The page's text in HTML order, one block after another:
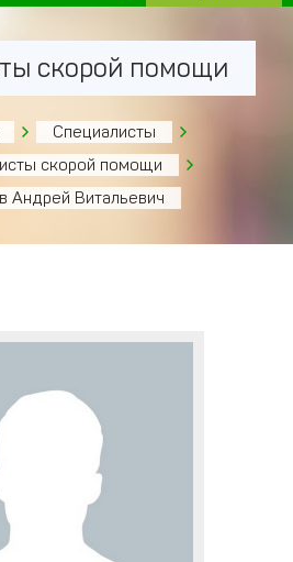
скорой помощи
Специалисты
скорой помощи
Андрей Витальевич